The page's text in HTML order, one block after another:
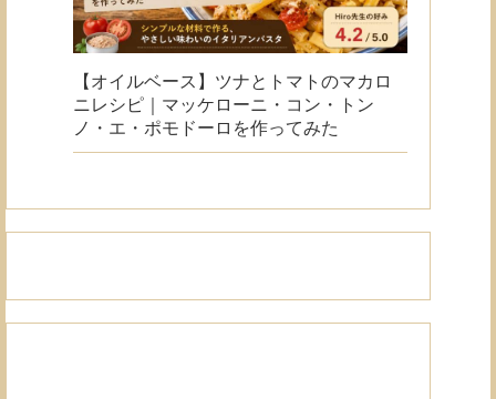
【オイルベース】ツナとトマトのマカロ
ニレシピ｜マッケローニ・コン・トン
ノ・エ・ポモドーロを作ってみた